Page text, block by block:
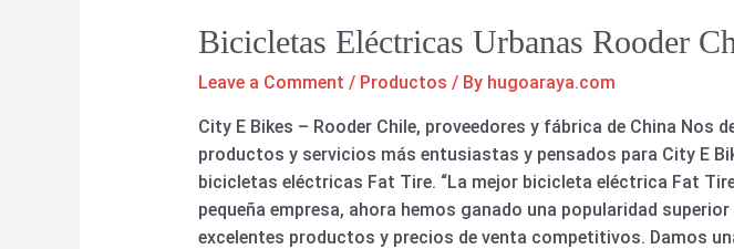
Bicicletas Eléctricas Urbanas Rooder
Leave a Comment / Productos / By hugoaraya.com
City E Bikes – Rooder Chile, proveedores y fábrica de China
productos y servicios más entusiastas y pensados para City E
bicicletas eléctricas Fat Tire. “La mejor bicicleta eléctrica Fat
pequeña empresa, ahora hemos ganado una popularidad
excelentes productos y precios de venta competitivos. Damos